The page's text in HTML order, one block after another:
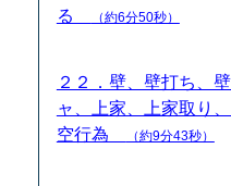
る
（約6分50秒）
２２．壁、壁打ち、
ャ、上家、上家取り
空行為
（約9分43秒）